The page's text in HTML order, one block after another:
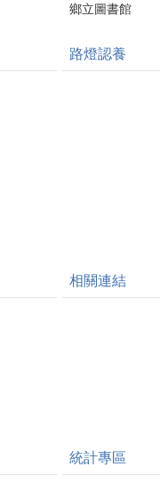
鄉立圖書館
路燈認養
相關連結
統計專區